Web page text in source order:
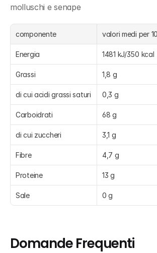
molluschi e senape
componente valori medi per
Energia 1481 kJ/350 kcal
Grassi 1,8 g
di cui acidi grassi saturi 0,3 g
Carboidrati 68 g
di cui zuccheri 3,1 g
Fibre 4,7 g
Proteine 13 g
Sale 0 g
Domande Frequenti